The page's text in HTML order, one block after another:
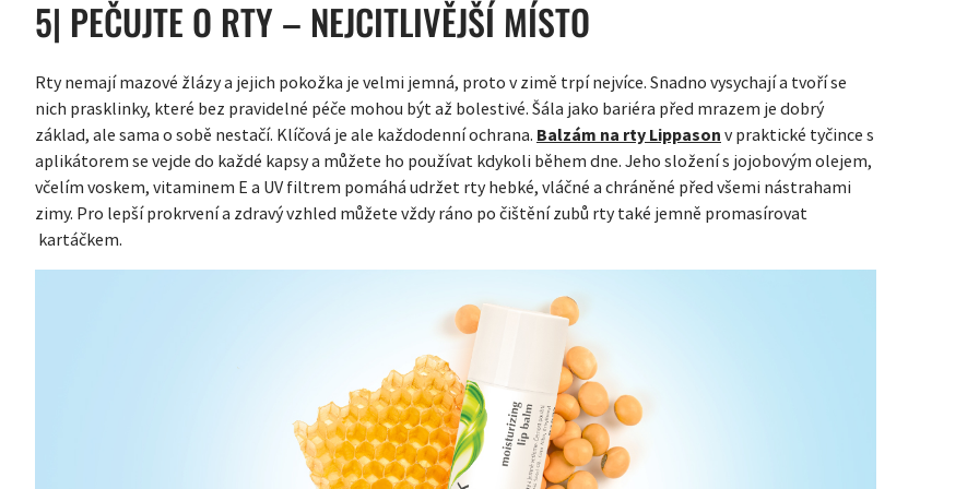
5| PEČUJTE O RTY – NEJCITLIVĚJŠÍ MÍSTO
Rty nemají mazové žlázy a jejich pokožka je velmi jemná, proto v zimě trpí nejvíce. Snadno vysychají a tvoří se
nich prasklinky, které bez pravidelné péče mohou být až bolestivé. Šála jako bariéra před mrazem je dobrý
základ, ale sama o sobě nestačí. Klíčová je ale každodenní ochrana. Balzám na rty Lippason v praktické tyčince s
aplikátorem se vejde do každé kapsy a můžete ho používat kdykoli během dne. Jeho složení s jojobovým olejem,
včelím voskem, vitaminem E a UV filtrem pomáhá udržet rty hebké, vláčné a chráněné před všemi nástrahami
zimy. Pro lepší prokrvení a zdravý vzhled můžete vždy ráno po čištění zubů rty také jemně promasírovat
kartáčkem.